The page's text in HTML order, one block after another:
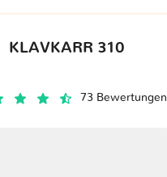
KLAVKARR 310
73 Bewertungen